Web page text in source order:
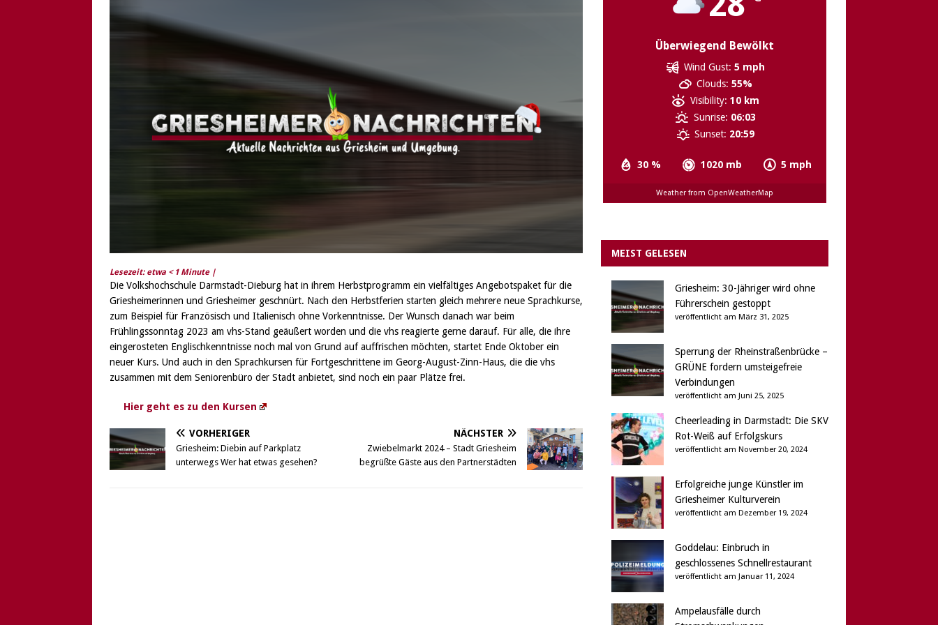
Lesezeit: etwa < 1 Minute |
Die Volkshochschule Darmstadt-Dieburg hat in ihrem Herbstprogramm ein vielfältiges Angebotspaket für die
Griesheimerinnen und Griesheimer geschnürt. Nach den Herbstferien starten gleich mehrere neue Sprachkurse,
zum Beispiel für Französisch und Italienisch ohne Vorkenntnisse. Der Wunsch danach war beim
Frühlingssonntag 2023 am vhs-Stand geäußert worden und die vhs reagierte gerne darauf. Für alle, die ihre
eingerosteten Englischkenntnisse noch mal von Grund auf auffrischen möchten, startet Ende Oktober ein
neuer Kurs. Und auch in den Sprachkursen für Fortgeschrittene im Georg-August-Zinn-Haus, die die vhs
zusammen mit dem Seniorenbüro der Stadt anbietet, sind noch ein paar Plätze frei.
Hier geht es zu den Kursen
VORHERIGER
Griesheim: Diebin auf Parkplatz
unterwegs Wer hat etwas gesehen?
NÄCHSTER
Zwiebelmarkt 2024 – Stadt Griesheim
begrüßte Gäste aus den Partnerstädten
Überwiegend Bewölkt
30 % 1020 mb 5 mph
Wind Gust: 5 mph
Clouds: 55%
Visibility: 10 km
Sunrise: 06:03
Sunset: 20:59
Weather from OpenWeatherMap
MEIST GELESEN
Griesheim: 30-Jähriger wird ohne
Führerschein gestoppt
veröffentlicht am März 31, 2025
Sperrung der Rheinstraßenbrücke –
GRÜNE fordern umsteigefreie
Verbindungen
veröffentlicht am Juni 25, 2025
Cheerleading in Darmstadt: Die SKV
Rot-Weiß auf Erfolgskurs
veröffentlicht am November 20, 2024
Erfolgreiche junge Künstler im
Griesheimer Kulturverein
veröffentlicht am Dezember 19, 2024
Goddelau: Einbruch in
geschlossenes Schnellrestaurant
veröffentlicht am Januar 11, 2024
Ampelausfälle durch